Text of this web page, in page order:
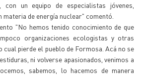
con un equipo de especialistas jóvenes,
de energía nuclear" comentó.
"No hemos tenido conocimiento de que
organizaciones ecologistas y otras
pierde el pueblo de Formosa. Acá no se
ni volverse apasionados, venimos a
sabemos, lo hacemos de manera